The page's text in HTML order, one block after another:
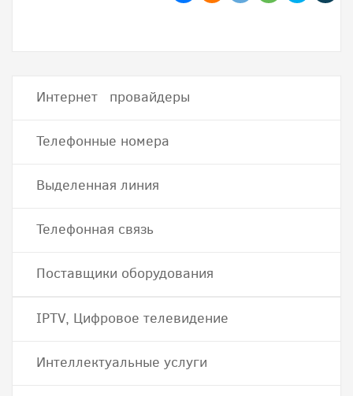
Интернет провайдеры
Телефонные номера
Выделенная линия
Телефонная связь
Поставщики оборудования
IPTV, Цифровое телевидение
Интеллектуальные услуги